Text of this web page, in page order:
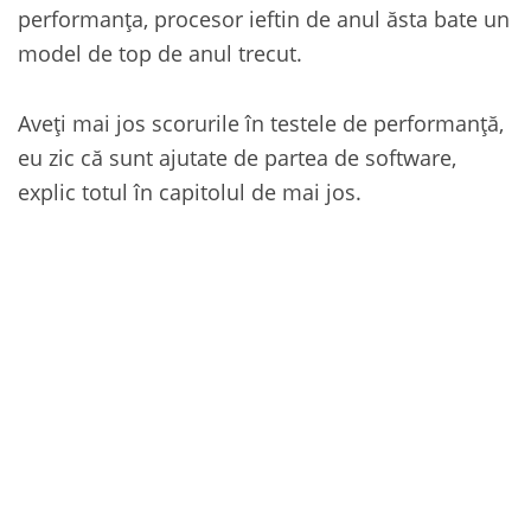
performanța, procesor ieftin de anul ăsta bate un
model de top de anul trecut.
Aveți mai jos scorurile în testele de performanță,
eu zic că sunt ajutate de partea de software,
explic totul în capitolul de mai jos.